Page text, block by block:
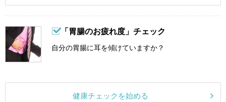
「胃腸のお疲れ度」チェック
自分の胃腸に耳を傾けていますか？
健康チェックを始める